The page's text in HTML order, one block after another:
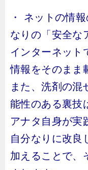
・ ネットの情
なりの「安全な
インターネット
情報をそのまま
また、洗剤の混
能性のある裏技
アナタ自身が実
自分なりに改良
加えることで、